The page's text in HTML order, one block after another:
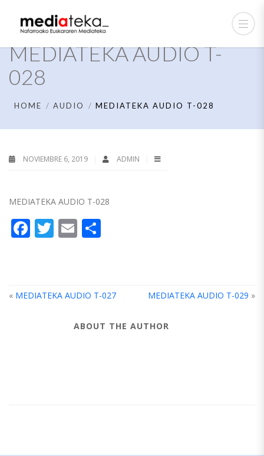
MEDIATEKA AUDIO T-
028
HOME AUDIO MEDIATEKA AUDIO T-028
NOVIEMBRE 6, 2019 ADMIN
MEDIATEKA AUDIO T-028
Facebook
Twitter
Email
« MEDIATEKA AUDIO T-027 MEDIATEKA AUDIO T-029 »
ABOUT THE AUTHOR